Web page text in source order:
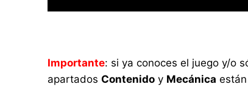
Importante: si ya conoces el juego y/o
apartadosContenido y Mecánica